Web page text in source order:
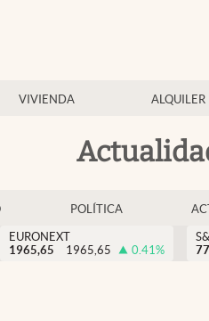
VIVIENDA ALQUILER
POLÍTICA
EURONEXT
1965,65
1965,65 0.41%